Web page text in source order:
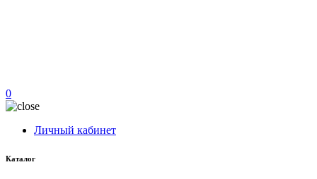
0
Личный кабинет
Каталог